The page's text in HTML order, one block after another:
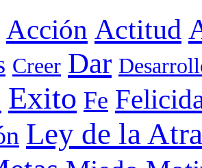
Acción Actitud
Creer Dar
Exito Fe
Ley de la